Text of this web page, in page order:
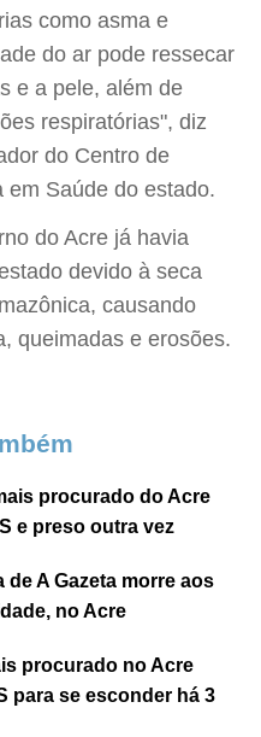
como asma e
do ar pode ressecar
e a pele, além de
respiratórias", diz
do Centro de
em Saúde do estado.
do Acre já havia
devido à seca
causando
queimadas e erosões.
procurado do Acre
e preso outra vez
de A Gazeta morre aos
no Acre
procurado no Acre
para se esconder há 3